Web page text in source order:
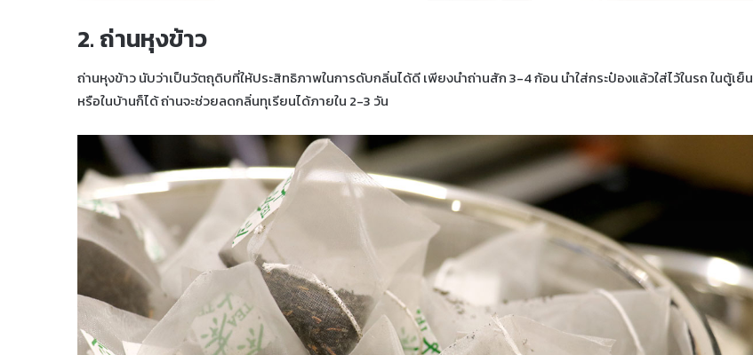
2. ถ่านหุงข้าว
ถ่านหุงข้าว นับว่าเป็นวัตถุดิบที่ให้ประสิทธิภาพในการดับกลิ่นได้ดี เพียงนำถ่านสัก 3-4 ก้อน นำใส่กระป๋องแล้วใส่ไว้ในรถ ในตู้เย็น
หรือในบ้านก็ได้ ถ่านจะช่วยลดกลิ่นทุเรียนได้ภายใน 2-3 วัน